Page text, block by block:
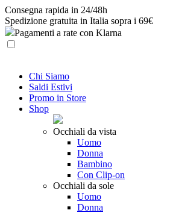
Skip
to
content
Consegna rapida in 24/48h
Spedizione gratuita in Italia sopra i 69€
Pagamenti a rate con Klarna
Chi Siamo
Saldi Estivi
Promo in Store
Shop
Occhiali da vista
Uomo
Donna
Bambino
Con Clip-on
Occhiali da sole
Uomo
Donna